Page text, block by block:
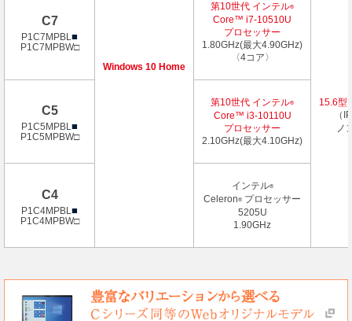
Windows 10 Home
C7
P1C7MPBL■
P1C7MPBW□
第10世代 インテル®
Core™ i7-10510U
プロセッサー
1.80GHz(最大4.90GHz)
〈4コア〉
15.6型
（
ノ
C5
P1C5MPBL■
P1C5MPBW□
第10世代 インテル®
Core™ i3-10110U
プロセッサー
2.10GHz(最大4.10GHz)
C4
P1C4MPBL■
P1C4MPBW□
インテル®
Celeron® プロセッサー
5205U
1.90GHz